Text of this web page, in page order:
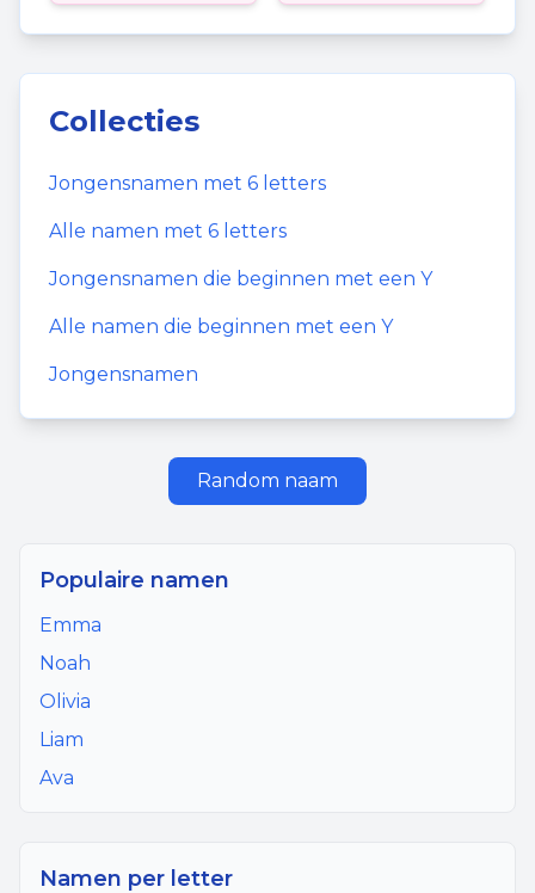
Collecties
Jongensnamen met 6 letters
Alle namen met 6 letters
Jongensnamen die beginnen met een Y
Alle namen die beginnen met een Y
Jongensnamen
Random naam
Populaire namen
Emma
Noah
Olivia
Liam
Ava
Namen per letter